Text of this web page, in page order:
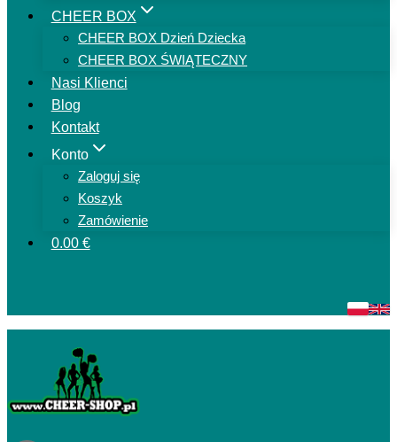
CHEER BOX
CHEER BOX Dzień Dziecka
CHEER BOX ŚWIĄTECZNY
Nasi Klienci
Blog
Kontakt
Konto
Zaloguj się
Koszyk
Zamówienie
0.00 €